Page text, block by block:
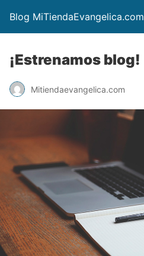
Blog MiTiendaEvangelica.com
¡Estrenamos blog!
Mitiendaevangelica.com